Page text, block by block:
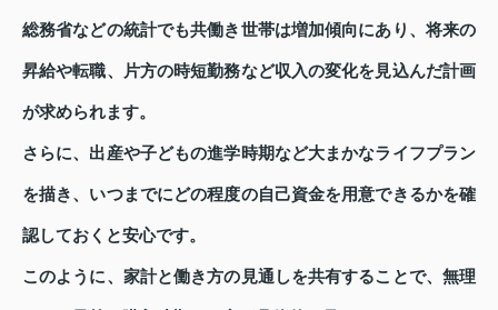
総務省などの統計でも共働き世帯は増加傾向にあり、将来の
昇給や転職、片方の時短勤務など収入の変化を見込んだ計画
が求められます。
さらに、出産や子どもの進学時期など大まかなライフプラン
を描き、いつまでにどの程度の自己資金を用意できるかを確
認しておくと安心です。
このように、家計と働き方の見通しを共有することで、無理